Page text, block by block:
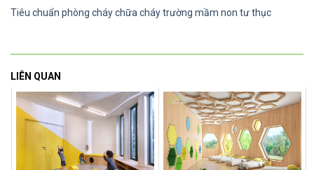
Tiêu chuẩn phòng cháy chữa cháy trường mầm non tư thục
LIÊN QUAN